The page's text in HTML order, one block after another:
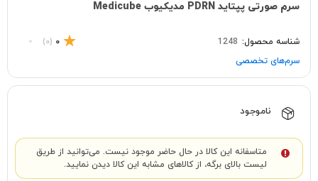
سرم صورتی پپتاید PDRN مدیکیوب Medicube
شناسه محصول: 1248
0
(0)
سرم‌های تخصصی
ناموجود
متاسفانه این کالا در حال حاضر موجود نیست. می‌توانید از طریق
لیست بالای برگه، از کالاهای مشابه این کالا دیدن نمایید.